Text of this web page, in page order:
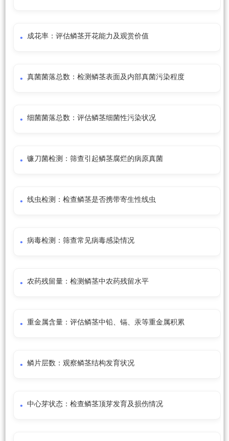
成花率：评估鳞茎开花能力及观赏价值
真菌菌落总数：检测鳞茎表面及内部真菌污染程度
细菌菌落总数：评估鳞茎细菌性污染状况
镰刀菌检测：筛查引起鳞茎腐烂的病原真菌
线虫检测：检查鳞茎是否携带寄生性线虫
病毒检测：筛查常见病毒感染情况
农药残留量：检测鳞茎中农药残留水平
重金属含量：评估鳞茎中铅、镉、汞等重金属积累
鳞片层数：观察鳞茎结构发育状况
中心芽状态：检查鳞茎顶芽发育及损伤情况